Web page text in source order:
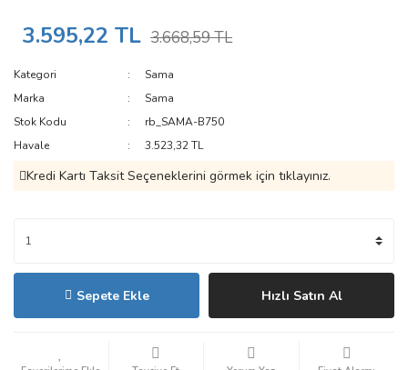
3.595,22 TL 3.668,59 TL
Kategori
Sama
Marka
Sama
Stok Kodu
rb_SAMA-B750
Havale
3.523,32 TL
Kredi Kartı Taksit Seçeneklerini görmek için tıklayınız.
Sepete Ekle Hızlı Satın Al